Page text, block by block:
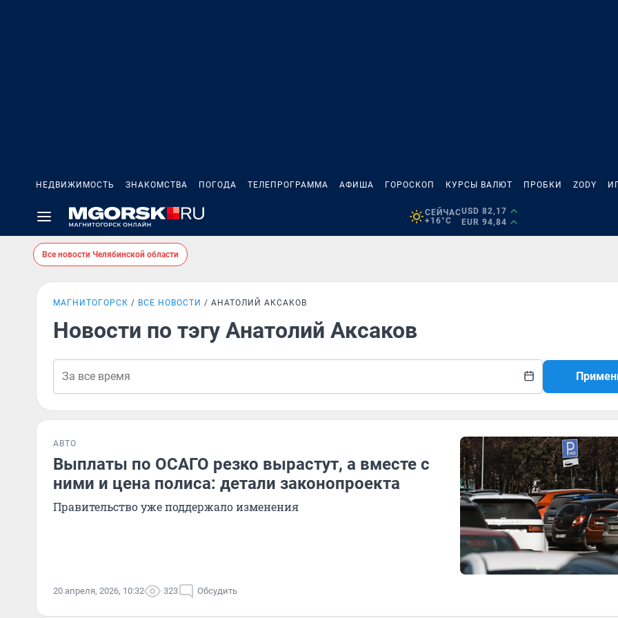
НЕДВИЖИМОСТЬ ЗНАКОМСТВА ПОГОДА ТЕЛЕПРОГРАММА АФИША ГОРОСКОП КУРСЫ ВАЛЮТ ПРОБКИ ZODY
СЕЙЧАС
+16°C
USD 82,17
EUR 94,84
Все новости Челябинской области
МАГНИТОГОРСК ВСЕ НОВОСТИ АНАТОЛИЙ АКСАКОВ
Новости по тэгу Анатолий Аксаков
АВТО
Выплаты по ОСАГО резко вырастут, а вместе с
ними и цена полиса: детали законопроекта
Правительство уже поддержало изменения
20 апреля, 2026, 10:32 323 Обсудить